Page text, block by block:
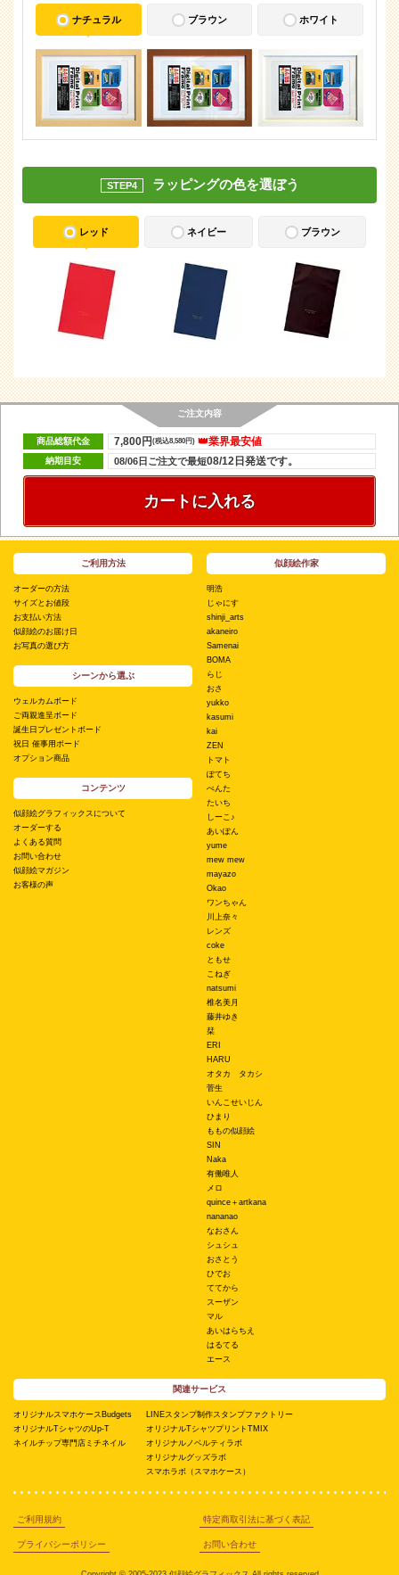
ナチュラル ブラウン ホワイト
STEP4 ラッピングの色を選ぼう
レッド ネイビー ブラウン
ご注文内容
商品総額代金 👑業界最安値
7,800円(税込8,580円)
納期目安 08/06日ご注文で最短08/12日発送です。
カートに入れる
ご利用方法
オーダーの方法
サイズとお値段
お支払い方法
似顔絵のお届け日
お写真の選び方
シーンから選ぶ
ウェルカムボード
ご両親進呈ボード
誕生日プレゼントボード
祝日 催事用ボード
オプション商品
コンテンツ
似顔絵グラフィックスについて
オーダーする
よくある質問
お問い合わせ
似顔絵マガジン
お客様の声
似顔絵作家
明浩
じゃにす
shinji_arts
akaneiro
Samenai
BOMA
らじ
おさ
yukko
kasumi
kai
ZEN
トマト
ぽてち
ぺんた
たいち
しーこ♪
あいぽん
yume
mew mew
mayazo
Okao
ワンちゃん
川上奈々
レンズ
coke
ともせ
こねぎ
natsumi
椎名美月
藤井ゆき
栞
ERI
HARU
オタカ タカシ
菅生
いんこせいじん
ひまり
ももの似顔絵
SIN
Naka
有働唯人
メロ
quince＋artkana
nananao
なおさん
シュシュ
おさとう
ひでお
ててから
スーザン
マル
あいはらちえ
はるてる
エース
関連サービス
オリジナルスマホケースBudgets
オリジナルTシャツのUp-T
ネイルチップ専門店ミチネイル
LINEスタンプ制作スタンプファクトリー
オリジナルTシャツプリントTMIX
オリジナルノベルティラボ
オリジナルグッズラボ
スマホラボ（スマホケース）
ご利用規約 特定商取引法に基づく表記
プライバシーポリシー お問い合わせ